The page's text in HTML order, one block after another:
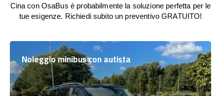
Cina con OsaBus è probabilmente la soluzione perfetta per le
tue esigenze. Richiedi subito un preventivo GRATUITO!
Noleggio minibus con autista